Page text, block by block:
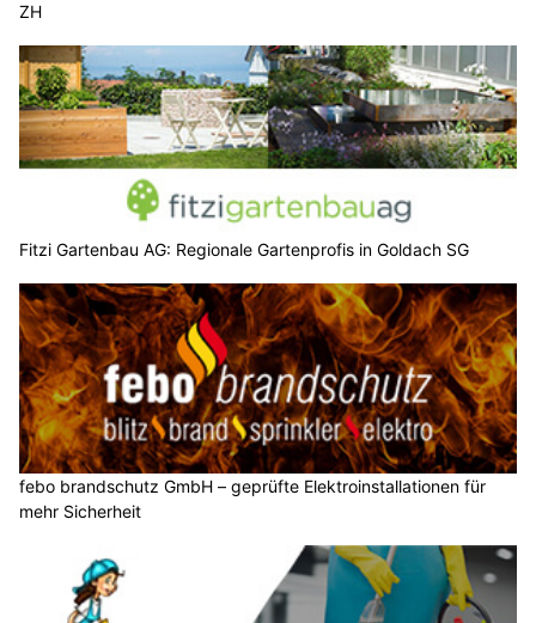
ZH
Fitzi Gartenbau AG: Regionale Gartenprofis in Goldach SG
febo brandschutz GmbH – geprüfte Elektroinstallationen für
mehr Sicherheit